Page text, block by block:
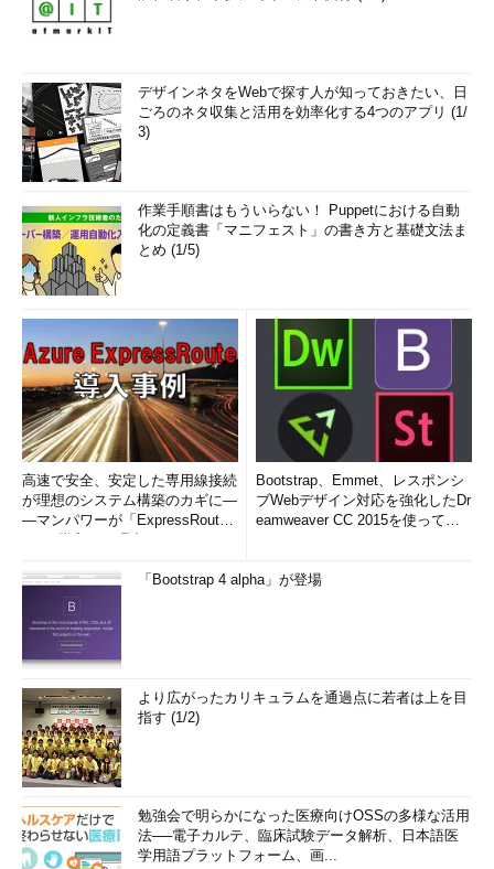
デザインネタをWebで探す人が知っておきたい、日
ごろのネタ収集と活用を効率化する4つのアプリ (1/
3)
作業手順書はもういらない！ Puppetにおける自動
化の定義書「マニフェスト」の書き方と基礎文法ま
とめ (1/5)
高速で安全、安定した専用線接続
が理想のシステム構築のカギに―
―マンパワーが「ExpressRout
Bootstrap、Emmet、レスポンシ
ブWebデザイン対応を強化したDr
eamweaver CC 2015を使って
「Bootstrap 4 alpha」が登場
より広がったカリキュラムを通過点に若者は上を目
指す (1/2)
勉強会で明らかになった医療向けOSSの多様な活用
法──電子カルテ、臨床試験データ解析、日本語医
学用語プラットフォーム、画...